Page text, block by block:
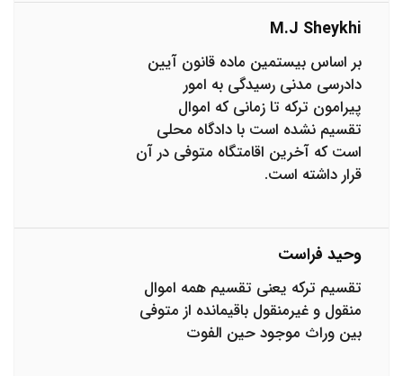
M.j Sheykhi
بر اساس بیستمین ماده قانون آیین
دادرسی مدنی رسیدگی به امور
پیرامون ترکه تا زمانی که اموال
تقسیم نشده است با دادگاه محلی
است که آخرین اقامتگاه متوفی در آن
قرار داشته است.
وحید فراست
تقسیم ترکه یعنی تقسیم همه اموال
منقول و غیرمنقول باقیمانده از متوفی
بین وراث موجود حین الفوت